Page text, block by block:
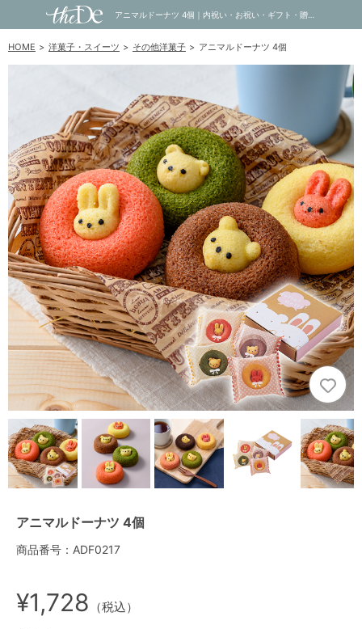
アニマルドーナツ 4個｜内祝い・お祝い・ギフト・贈り物の通販サイトtheDe(ザディー)
HOME 洋菓子・スイーツ その他洋菓子 アニマルドーナツ 4個
アニマルドーナツ 4個
商品番号：ADF0217
¥1,728 （税込）